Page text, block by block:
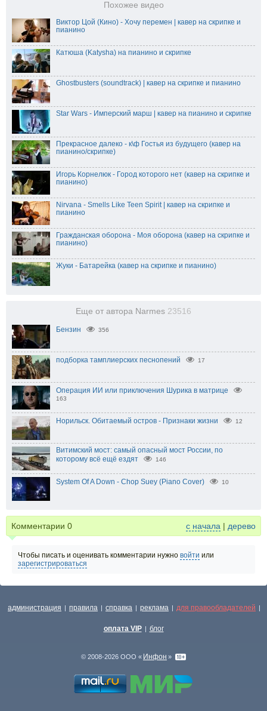
Похожее видео
Виктор Цой (Кино) - Хочу перемен | кавер на скрипке и
пианино
Катюша (Katysha) на пианино и скрипке
Ghostbusters (soundtrack) | кавер на скрипке и пианино
Star Wars - Имперский марш | кавер на пианино и скрипке
Прекрасное далеко - к\ф Гостья из будущего (кавер на
пианино/скрипке)
Игорь Корнелюк - Город которого нет (кавер на скрипке и
пианино)
Nirvana - Smells Like Teen Spirit | кавер на скрипке и
пианино
Гражданская оборона - Моя оборона (кавер на скрипке и
пианино)
Жуки - Батарейка (кавер на скрипке и пианино)
Еще от автора Narmes 23516
Бензин 356
подборка тамплиерских песнопений 17
Операция ИИ или приключения Шурика в матрице
163
Норильск. Обитаемый остров - Признаки жизни 12
Витимский мост: самый опасный мост России, по
которому всё ещё ездят
146
System Of A Down - Chop Suey (Piano Cover) 10
Комментарии 0 с начала | дерево
Чтобы писать и оценивать комментарии нужно войти или
зарегистрироваться
администрация | правила | справка | реклама | для правообладателей |
оплата VIP | блог
© 2008-2026 ООО « Инфон »